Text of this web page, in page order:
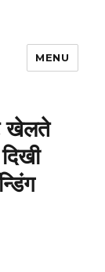
MENU
खेलते